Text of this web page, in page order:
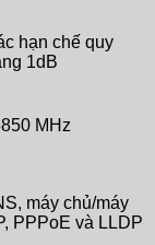
hạn chế quy
1dB
MHz
máy chủ/máy
PPPoE và LLDP